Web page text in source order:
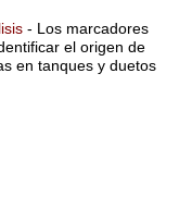
- Los marcadores
el origen de
en tanques y duetos